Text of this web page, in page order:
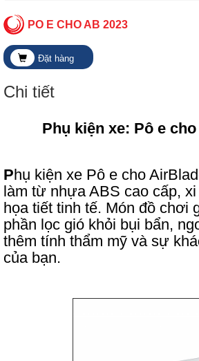
PO E CHO AB 2023
Đặt hàng
Chi tiết
Phụ kiện xe: Pô e cho
Phụ kiện xe Pô e cho
làm từ nhựa ABS cao cấp,
họa tiết tinh tế. Món đồ chơi
phần lọc gió khỏi bụi bẩn,
thêm tính thẩm mỹ và sự
của bạn.